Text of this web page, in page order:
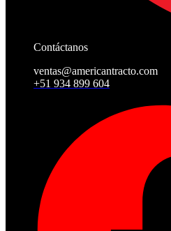
Contáctanos
ventas@americantracto.com
+51 934 899 604